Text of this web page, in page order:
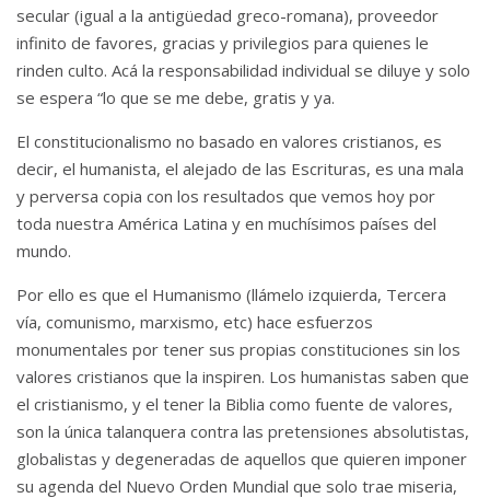
secular (igual a la antigüedad greco-romana), proveedor
infinito de favores, gracias y privilegios para quienes le
rinden culto. Acá la responsabilidad individual se diluye y solo
se espera “lo que se me debe, gratis y ya.
El constitucionalismo no basado en valores cristianos, es
decir, el humanista, el alejado de las Escrituras, es una mala
y perversa copia con los resultados que vemos hoy por
toda nuestra América Latina y en muchísimos países del
mundo.
Por ello es que el Humanismo (llámelo izquierda, Tercera
vía, comunismo, marxismo, etc) hace esfuerzos
monumentales por tener sus propias constituciones sin los
valores cristianos que la inspiren. Los humanistas saben que
el cristianismo, y el tener la Biblia como fuente de valores,
son la única talanquera contra las pretensiones absolutistas,
globalistas y degeneradas de aquellos que quieren imponer
su agenda del Nuevo Orden Mundial que solo trae miseria,